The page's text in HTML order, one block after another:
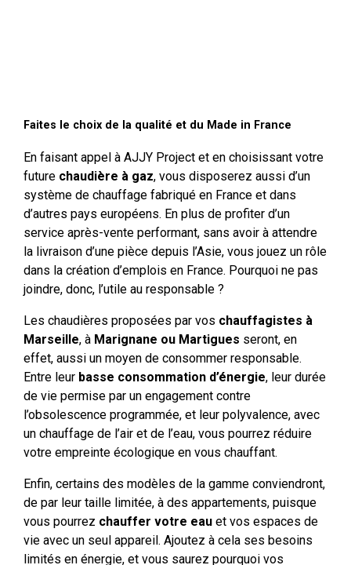
Faites le choix de la qualité et du Made in France
En faisant appel à AJJY Project et en choisissant votre
future chaudière à gaz, vous disposerez aussi d’un
système de chauffage fabriqué en France et dans
d’autres pays européens. En plus de profiter d’un
service après-vente performant, sans avoir à attendre
la livraison d’une pièce depuis l’Asie, vous jouez un rôle
dans la création d’emplois en France. Pourquoi ne pas
joindre, donc, l’utile au responsable ?
Les chaudières proposées par vos chauffagistes à
Marseille, à Marignane ou Martigues seront, en
effet, aussi un moyen de consommer responsable.
Entre leur basse consommation d’énergie, leur durée
de vie permise par un engagement contre
l’obsolescence programmée, et leur polyvalence, avec
un chauffage de l’air et de l’eau, vous pourrez réduire
votre empreinte écologique en vous chauffant.
Enfin, certains des modèles de la gamme conviendront,
de par leur taille limitée, à des appartements, puisque
vous pourrez chauffer votre eauet vos espaces de
vie avec un seul appareil. Ajoutez à cela ses besoins
limités en énergie, et vous saurez pourquoi vos